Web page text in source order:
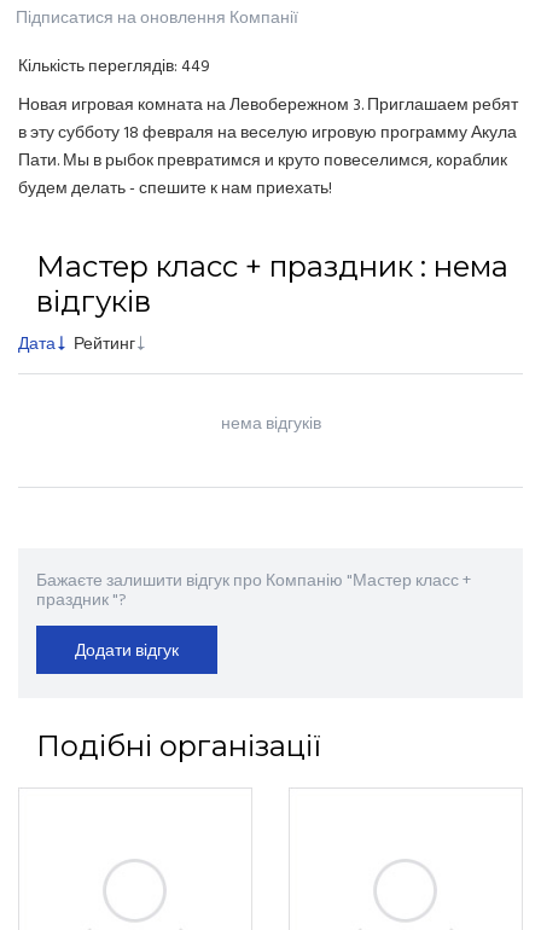
Підписатися на оновлення Компанії
Кількість переглядів:449
Новая игровая комната на Левобережном 3. Приглашаем ребят
в эту субботу 18 февраля на веселую игровую программу Акула
Пати. Мы в рыбок превратимся и круто повеселимся, кораблик
будем делать - спешите к нам приехать!
Маcтер класс + праздник : нема
відгуків
Дата Рейтинг
нема відгуків
Бажаєте залишити відгук про Компанію "Маcтер класс +
праздник "?
Додати відгук
Подібні організації